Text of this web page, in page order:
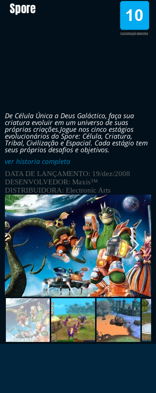
Spore
CLASSIFICAÇÃO INDICATIVA
De Célula Única a Deus Galáctico, faça sua
criatura evoluir em um universo de suas
próprias criações.Jogue nos cinco estágios
evolucionários do Spore: Célula, Criatura,
Tribal, Civilização e Espacial. Cada estágio tem
seus próprios desafios e objetivos.
ver historia completa
DATA DE LANÇAMENTO: 19/dez/2008
DESENVOLVEDOR: Maxis™
DISTRIBUIDORA: Electronic Arts